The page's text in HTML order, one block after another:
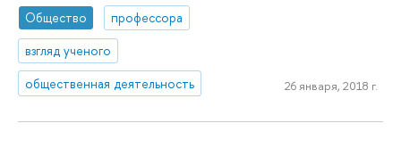
Общество
профессора
взгляд ученого
общественная деятельность
26 января, 2018 г.